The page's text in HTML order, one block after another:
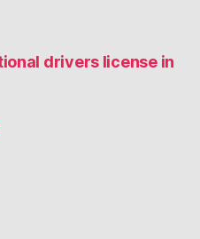
drivers license in